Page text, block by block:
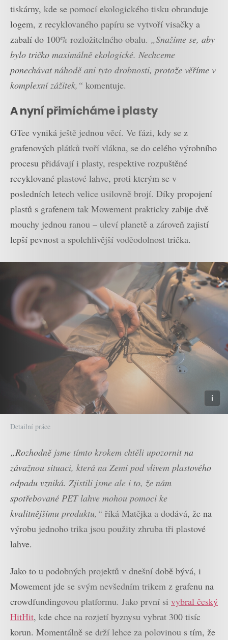
tiskárny, kde se pomocí ekologického tisku obranduje
logem, z recyklovaného papíru se vytvoří visačky a
zabalí do 100% rozložitelného obalu. „Snažíme se, aby
bylo tričko maximálně ekologické. Nechceme
ponechávat náhodě ani tyto drobnosti, protože věříme v
komplexní zážitek,“ komentuje.
A nyní přimícháme i plasty
GTee vyniká ještě jednou věcí. Ve fázi, kdy se z
grafenových plátků tvoří vlákna, se do celého výrobního
procesu přidávají i plasty, respektive rozpuštěné
recyklované plastové lahve, proti kterým se v
posledních letech velice usilovně brojí. Díky propojení
plastů s grafenem tak Mowement prakticky zabije dvě
mouchy jednou ranou – uleví planetě a zároveň zajistí
lepší pevnost a spolehlivější voděodolnost trička.
Detailní práce
„Rozhodně jsme tímto krokem chtěli upozornit na
závažnou situaci, která na Zemi pod vlivem plastového
odpadu vzniká. Zjistili jsme ale i to, že nám
spotřebované PET lahve mohou pomoci ke
kvalitnějšímu produktu,“ říká Matějka a dodává, že na
výrobu jednoho trika jsou použity zhruba tři plastové
lahve.
Jako to u podobných projektů v dnešní době bývá, i
Mowement jde se svým nevšedním trikem z grafenu na
crowdfundingovou platformu. Jako první si vybral český
HitHit, kde chce na rozjetí byznysu vybrat 300 tisíc
korun. Momentálně se drží lehce za polovinou s tím, že